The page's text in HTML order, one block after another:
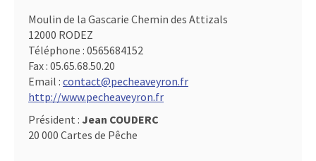
Moulin de la Gascarie Chemin des Attizals
12000 RODEZ
Téléphone : 0565684152
Fax : 05.65.68.50.20
Email : contact@pecheaveyron.fr
http://www.pecheaveyron.fr
Président : Jean COUDERC
20 000 Cartes de Pêche